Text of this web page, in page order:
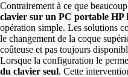
Contrairement à ce que
clavier sur un PC portable HP
opération simple. Les solutions
le changement de la coque
coûteuse et pas toujours
Lorsque la configuration le
du clavier seul. Cette